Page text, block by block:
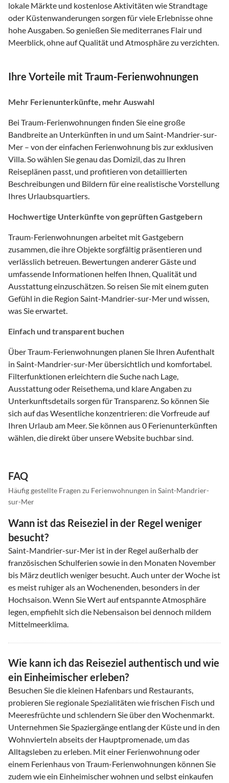
lokale Märkte und kostenlose Aktivitäten wie Strandtage
oder Küstenwanderungen sorgen für viele Erlebnisse ohne
hohe Ausgaben. So genießen Sie mediterranes Flair und
Meerblick, ohne auf Qualität und Atmosphäre zu verzichten.
Ihre Vorteile mit Traum-Ferienwohnungen
Mehr Ferienunterkünfte, mehr Auswahl
Bei Traum-Ferienwohnungen finden Sie eine große
Bandbreite an Unterkünften in und um Saint-Mandrier-sur-
Mer – von der einfachen Ferienwohnung bis zur exklusiven
Villa. So wählen Sie genau das Domizil, das zu Ihren
Reiseplänen passt, und profitieren von detaillierten
Beschreibungen und Bildern für eine realistische Vorstellung
Ihres Urlaubsquartiers.
Hochwertige Unterkünfte von geprüften Gastgebern
Traum-Ferienwohnungen arbeitet mit Gastgebern
zusammen, die ihre Objekte sorgfältig präsentieren und
verlässlich betreuen. Bewertungen anderer Gäste und
umfassende Informationen helfen Ihnen, Qualität und
Ausstattung einzuschätzen. So reisen Sie mit einem guten
Gefühl in die Region Saint-Mandrier-sur-Mer und wissen,
was Sie erwartet.
Einfach und transparent buchen
Über Traum-Ferienwohnungen planen Sie Ihren Aufenthalt
in Saint-Mandrier-sur-Mer übersichtlich und komfortabel.
Filterfunktionen erleichtern die Suche nach Lage,
Ausstattung oder Reisethema, und klare Angaben zu
Unterkunftsdetails sorgen für Transparenz. So können Sie
sich auf das Wesentliche konzentrieren: die Vorfreude auf
Ihren Urlaub am Meer. Sie können aus 0 Ferienunterkünften
wählen, die direkt über unsere Website buchbar sind.
FAQ
Häufig gestellte Fragen zu Ferienwohnungen in Saint-Mandrier-
sur-Mer
Wann ist das Reiseziel in der Regel weniger
besucht?
Saint-Mandrier-sur-Mer ist in der Regel außerhalb der
französischen Schulferien sowie in den Monaten November
bis März deutlich weniger besucht. Auch unter der Woche ist
es meist ruhiger als an Wochenenden, besonders in der
Hochsaison. Wenn Sie Wert auf entspannte Atmosphäre
legen, empfiehlt sich die Nebensaison bei dennoch mildem
Mittelmeerklima.
Wie kann ich das Reiseziel authentisch und wie
ein Einheimischer erleben?
Besuchen Sie die kleinen Hafenbars und Restaurants,
probieren Sie regionale Spezialitäten wie frischen Fisch und
Meeresfrüchte und schlendern Sie über den Wochenmarkt.
Unternehmen Sie Spaziergänge entlang der Küste und in den
Wohnvierteln abseits der Hauptpromenade, um das
Alltagsleben zu erleben. Mit einer Ferienwohnung oder
einem Ferienhaus von Traum-Ferienwohnungen können Sie
zudem wie ein Einheimischer wohnen und selbst einkaufen